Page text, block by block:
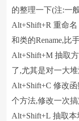
的整理一下(注:一
Alt+Shift+R 重命
和类的Rename,比
Alt+Shift+M 抽取
了,尤其是对一大
Alt+Shift+C 修改
个方法,修改一次
Alt+Shift+L 抽取